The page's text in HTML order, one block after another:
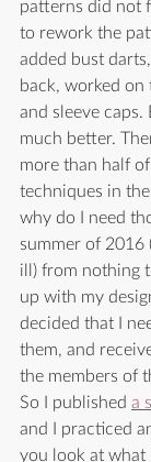
patterns did not
to rework the
added bust
back, worked on
and sleeve caps.
much better.
more than half
techniques in
why do I need
summer of 2016
ill) from nothing
up with my
decided that I
them, and
the members of
So I published a
and I practiced
you look at what